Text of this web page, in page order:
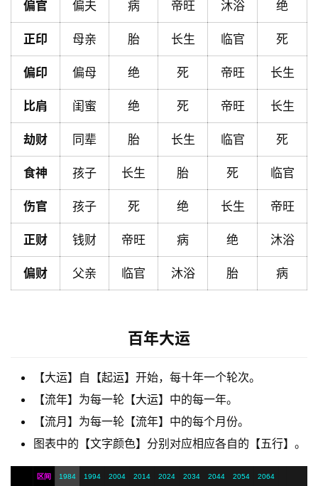
首
页
黄
历
命
理
服
登录 注册
偏官 偏夫 病 帝旺 沐浴 绝
正印 母亲 胎 长生 临官 死
偏印 偏母 绝 死 帝旺 长生
比肩 闺蜜 绝 死 帝旺 长生
劫财 同辈 胎 长生 临官 死
食神 孩子 长生 胎 死 临官
伤官 孩子 死 绝 长生 帝旺
正财 钱财 帝旺 病 绝 沐浴
偏财 父亲 临官 沐浴 胎 病
百年大运
【大运】自【起运】开始，每十年一个轮次。
【流年】为每一轮【大运】中的每一年。
【流月】为每一轮【流年】中的每个月份。
图表中的【文字颜色】分别对应相应各自的【五行】。
区间 1984 1994 2004 2014 2024 2034 2044 2054 2064